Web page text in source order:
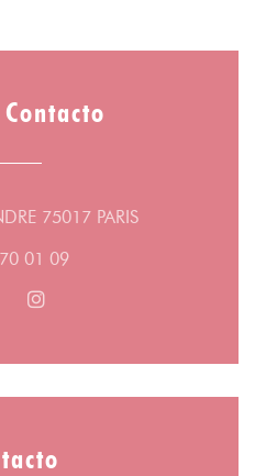
75017 PARIS((abre en una
01 09
((abre en una nueva
Instagram ((abre en una